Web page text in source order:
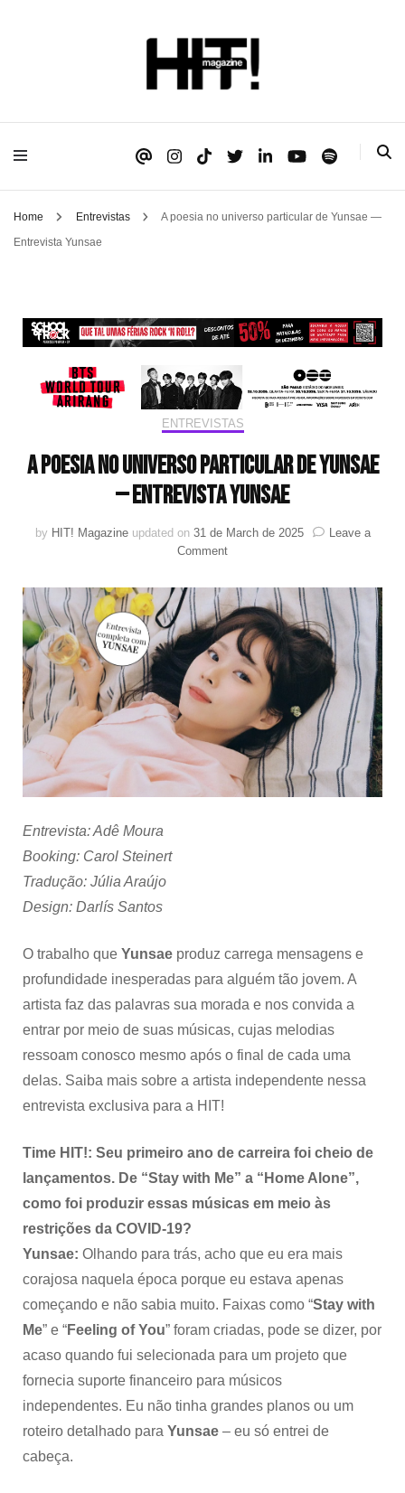
HIT!Magazine
Home Entrevistas
A poesia no universo particular de Yunsae —
Entrevista Yunsae
ENTREVISTAS
A poesia no universo particular de Yunsae
— Entrevista Yunsae
by HIT! Magazine updated on 31 de March de 2025
Leave a
Commenton
poesia
no
universo
particular
de
Yunsae
Entrevista
Yunsae
Entrevista: Adê Moura
Booking: Carol Steinert
Tradução: Júlia Araújo
Design: Darlís Santos
O trabalho que Yunsae produz carrega mensagens e
profundidade inesperadas para alguém tão jovem. A
artista faz das palavras sua morada e nos convida a
entrar por meio de suas músicas, cujas melodias
ressoam conosco mesmo após o final de cada uma
delas. Saiba mais sobre a artista independente nessa
entrevista exclusiva para a HIT!
Time HIT!: Seu primeiro ano de carreira foi cheio de
lançamentos. De “Stay with Me” a “Home Alone”,
como foi produzir essas músicas em meio às
restrições da COVID-19?
Yunsae: Olhando para trás, acho que eu era mais
corajosa naquela época porque eu estava apenas
começando e não sabia muito. Faixas como “Stay with
Me” e “Feeling of You” foram criadas, pode se dizer, por
acaso quando fui selecionada para um projeto que
fornecia suporte financeiro para músicos
independentes. Eu não tinha grandes planos ou um
roteiro detalhado para Yunsae – eu só entrei de
cabeça.